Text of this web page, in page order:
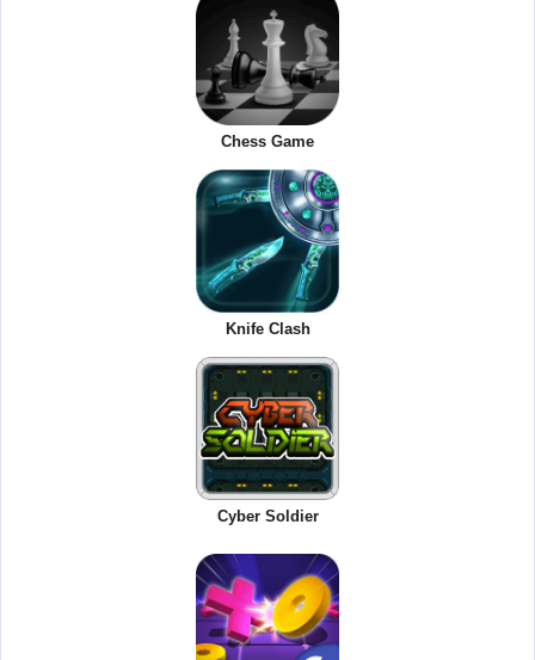
Chess Game
Knife Clash
Cyber Soldier